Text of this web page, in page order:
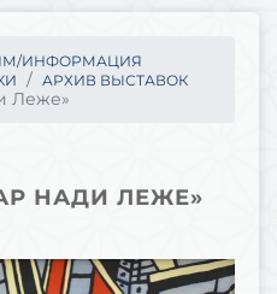
ИНФОРМАЦИЯ
АРХИВ ВЫСТАВОК
Леже»
НАДИ ЛЕЖЕ»